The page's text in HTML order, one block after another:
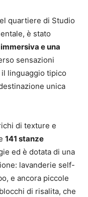
quartiere di Studio
è stato
e una
sensazioni
linguaggio tipico
unica
di texture e
141 stanze
ed è dotata di una
lavanderie self-
e ancora piccole
di risalita, che